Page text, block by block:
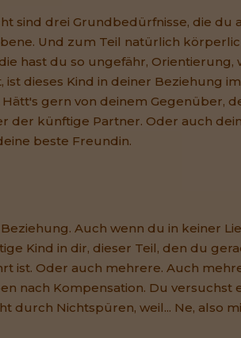
sind drei Grundbedürfnisse, die du
Und zum Teil natürlich
hast du so ungefähr, Orientierung,
ist dieses Kind in deiner Beziehung
gern von deinem Gegenüber,
der künftige Partner. Oder auch
beste Freundin.
Auch wenn du in keiner
Kind in dir, dieser Teil, den du
ist. Oder auch mehrere. Auch
nach Kompensation. Du versuchst
durch Nichtspüren, weil... Ne, also